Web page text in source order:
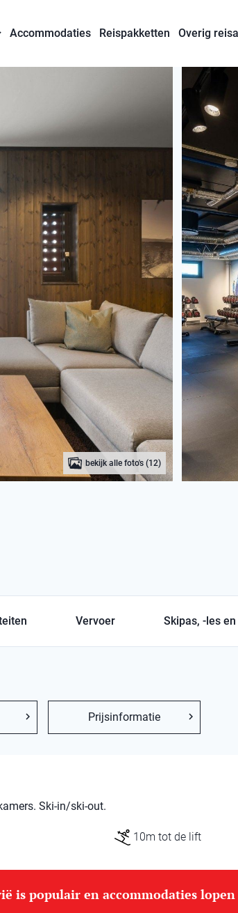
Accommodaties Reispakketten Overig
bekijk alle foto's (12)
Vervoer Skipas, -les
Prijsinformatie
Ski-in/ski-out.
10m tot de lift
is populair en accommodaties